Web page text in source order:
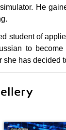
He
student of
to
she has decided